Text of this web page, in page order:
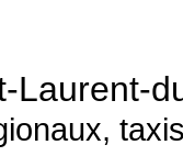
Laurent-
taxis